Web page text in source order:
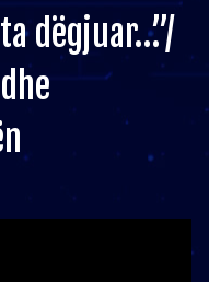
dëgjuar…”/